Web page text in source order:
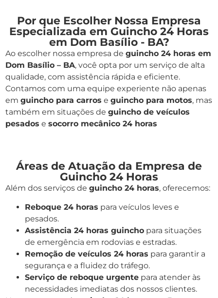
Por que Escolher Nossa Empresa
Especializada em Guincho 24 Horas
em Dom Basílio - BA?
Ao escolher nossa empresa de guincho 24 horas em
Dom Basílio – BA, você opta por um serviço de alta
qualidade, com assistência rápida e eficiente.
Contamos com uma equipe experiente não apenas
em guincho para carros e guincho para motos, mas
também em situações de guincho de veículos
pesados e socorro mecânico 24 horas
Áreas de Atuação da Empresa de
Guincho 24 Horas
Além dos serviços de guincho 24 horas, oferecemos:
Reboque 24 horas para veículos leves e
pesados.
Assistência 24 horas guincho para situações
de emergência em rodovias e estradas.
Remoção de veículos 24 horas para garantir a
segurança e a fluidez do tráfego.
Serviço de reboque urgente para atender às
necessidades imediatas dos nossos clientes.